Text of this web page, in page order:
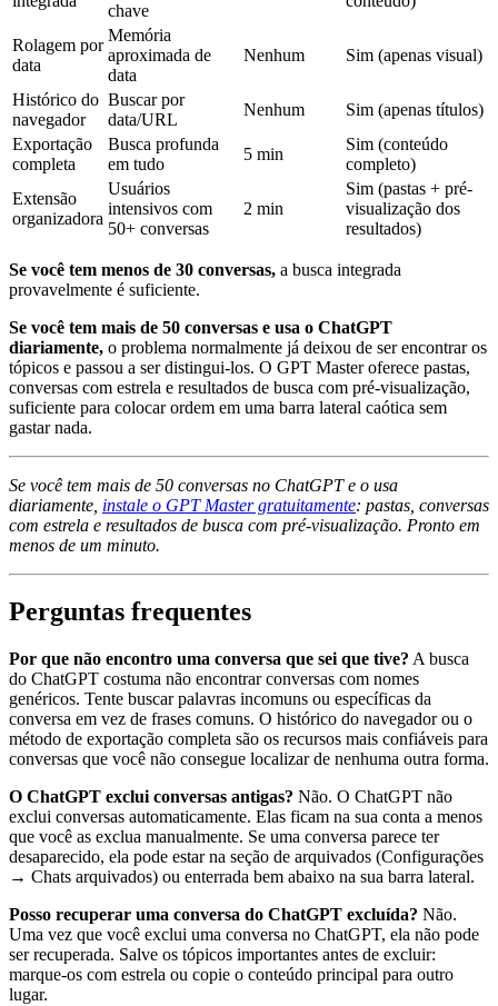
chave
Rolagem por
data
Memória
aproximada de
data
Nenhum Sim (apenas visual)
Histórico do
navegador
Buscar por
data/URL
Nenhum
Sim (apenas títulos)
Exportação
completa
Busca profunda
em tudo
5 min
Sim (conteúdo
completo)
Extensão
organizadora
Usuários
intensivos com
50+ conversas
2 min
Sim (pastas + pré-
visualização dos
resultados)
Se você tem menos de 30 conversas, a busca integrada
provavelmente é suficiente.
Se você tem mais de 50 conversas e usa o ChatGPT
diariamente, o problema normalmente já deixou de ser encontrar os
tópicos e passou a ser distingui-los. O GPT Master oferece pastas,
conversas com estrela e resultados de busca com pré-visualização,
suficiente para colocar ordem em uma barra lateral caótica sem
gastar nada.
Se você tem mais de 50 conversas no ChatGPT e o usa
diariamente, instale o GPT Master gratuitamente: pastas, conversas
com estrela e resultados de busca com pré-visualização. Pronto em
menos de um minuto.
Perguntas frequentes
Por que não encontro uma conversa que sei que tive? A busca
do ChatGPT costuma não encontrar conversas com nomes
genéricos. Tente buscar palavras incomuns ou específicas da
conversa em vez de frases comuns. O histórico do navegador ou o
método de exportação completa são os recursos mais confiáveis para
conversas que você não consegue localizar de nenhuma outra forma.
O ChatGPT exclui conversas antigas? Não. O ChatGPT não
exclui conversas automaticamente. Elas ficam na sua conta a menos
que você as exclua manualmente. Se uma conversa parece ter
desaparecido, ela pode estar na seção de arquivados (Configurações
→ Chats arquivados) ou enterrada bem abaixo na sua barra lateral.
Posso recuperar uma conversa do ChatGPT excluída? Não.
Uma vez que você exclui uma conversa no ChatGPT, ela não pode
ser recuperada. Salve os tópicos importantes antes de excluir:
marque-os com estrela ou copie o conteúdo principal para outro
lugar.